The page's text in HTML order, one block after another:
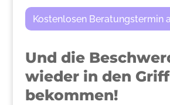
Kostenlosen Beratungstermin
Und die
wieder in den Griff
bekommen!